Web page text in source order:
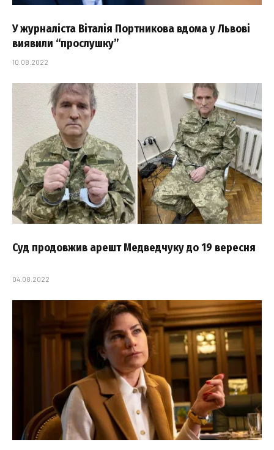
У журналіста Віталія Портникова вдома у Львові
виявили “прослушку”
10.08.2022
Суд продовжив арешт Медведчуку до 19 вересня
04.08.2022